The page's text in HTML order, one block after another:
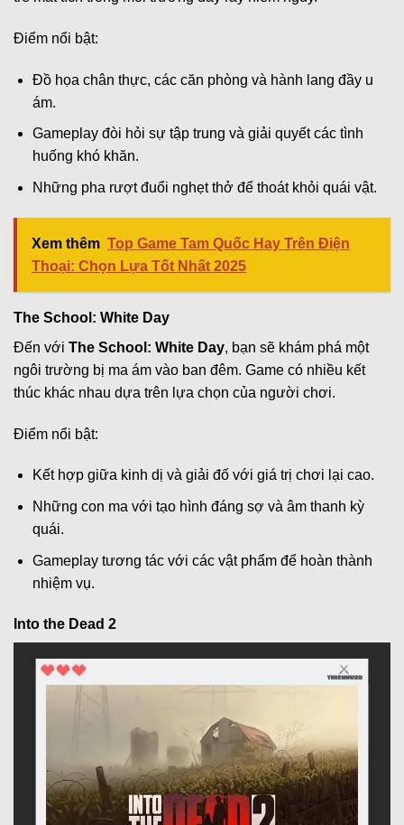
Điểm nổi bật:
Đồ họa chân thực, các căn phòng và hành lang đầy u
ám.
Gameplay đòi hỏi sự tập trung và giải quyết các tình
huống khó khăn.
Những pha rượt đuổi nghẹt thở để thoát khỏi quái vật.
Xem thêm Top Game Tam Quốc Hay Trên Điện
Thoại: Chọn Lựa Tốt Nhất 2025
The School: White Day
Đến với The School: White Day, bạn sẽ khám phá một
ngôi trường bị ma ám vào ban đêm. Game có nhiều kết
thúc khác nhau dựa trên lựa chọn của người chơi.
Điểm nổi bật:
Kết hợp giữa kinh dị và giải đố với giá trị chơi lại cao.
Những con ma với tạo hình đáng sợ và âm thanh kỳ
quái.
Gameplay tương tác với các vật phẩm để hoàn thành
nhiệm vụ.
Into the Dead 2